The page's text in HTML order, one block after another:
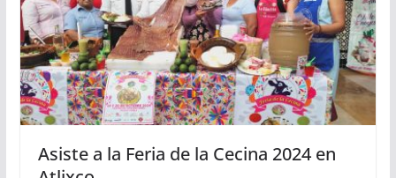
Asiste a la Feria de la Cecina 2024 en